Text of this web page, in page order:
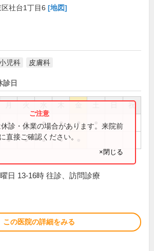
社台1丁目6 [地図]
児科 皮膚科
診日
祝
● ● ● ● ●
● ● ● ●
診・休業の場合があります。来院前
直接ご確認ください。
×閉じる
日 13-16時 往診、訪問診療
この医院の詳細をみる